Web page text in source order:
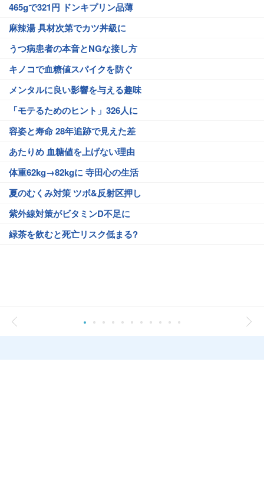
465gで321円 ドンキプリン品薄
麻辣湯 具材次第でカツ丼級に
うつ病患者の本音とNGな接し方
キノコで血糖値スパイクを防ぐ
メンタルに良い影響を与える趣味
「モテるためのヒント」326人に
容姿と寿命 28年追跡で見えた差
あたりめ 血糖値を上げない理由
体重62kg→82kgに 寺田心の生活
夏のむくみ対策 ツボ&反射区押し
紫外線対策がビタミンD不足に
緑茶を飲むと死亡リスク低まる?